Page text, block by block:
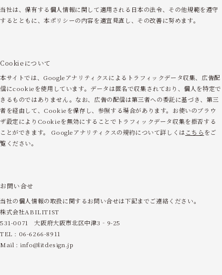
当社は、保有する個人情報に関して適用される日本の法令、その他規範を遵守
するとともに、本ポリシーの内容を適宜見直し、その改善に努めます。
Cookieについて
本サイトでは、Googleアナリティクスによるトラフィックデータ収集、広告配
信にcookieを使用しています。データは匿名で収集されており、個人を特定で
きるものではありません。なお、広告の配信は第三者への委託に基づき、第三
者を経由して、Cookieを保存し、参照する場合があります。お使いのブラウ
ザ設定によりCookieを無効にすることでトラフィックデータ収集を拒否する
ことができます。 Googleアナリティクスの規約について詳しくはこちらをご
覧ください。
お問い合せ
当社の個人情報の取扱に関するお問い合せは下記までご連絡ください。
株式会社ABILITIST
531-0071 大阪府大阪市北区中津3‐9-25
TEL : 06-6266-8911
Mail : info@litdesign.jp